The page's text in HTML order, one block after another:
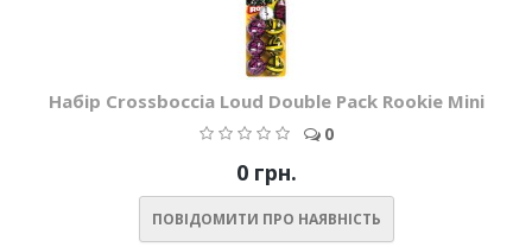
Набір Crossboccia Loud Double Pack Rookie Mini
0
0 грн.
ПОВІДОМИТИ ПРО НАЯВНІСТЬ